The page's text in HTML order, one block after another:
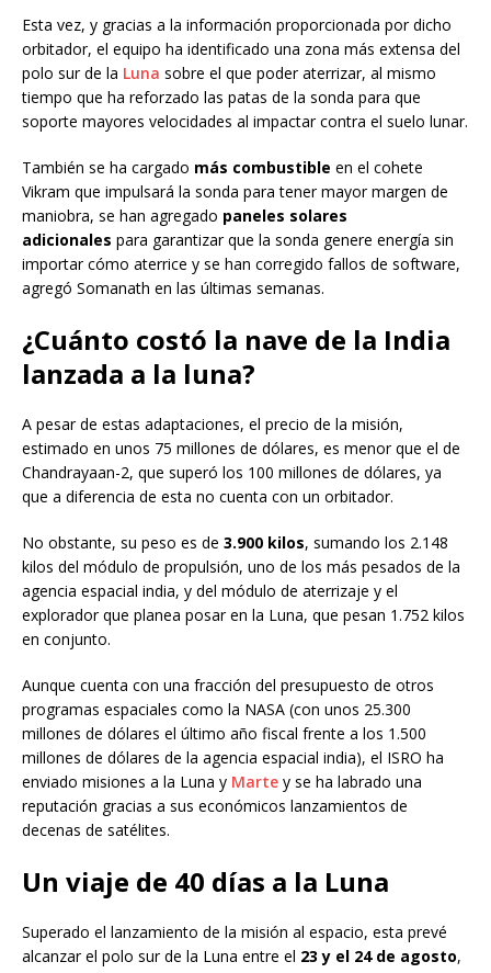
Esta vez, y gracias a la información proporcionada por dicho
orbitador, el equipo ha identificado una zona más extensa del
polo sur de la Luna sobre el que poder aterrizar, al mismo
tiempo que ha reforzado las patas de la sonda para que
soporte mayores velocidades al impactar contra el suelo lunar.
También se ha cargado más combustible en el cohete
Vikram que impulsará la sonda para tener mayor margen de
maniobra, se han agregado paneles solares
adicionales para garantizar que la sonda genere energía sin
importar cómo aterrice y se han corregido fallos de software,
agregó Somanath en las últimas semanas.
¿Cuánto costó la nave de la India
lanzada a la luna?
A pesar de estas adaptaciones, el precio de la misión,
estimado en unos 75 millones de dólares, es menor que el de
Chandrayaan-2, que superó los 100 millones de dólares, ya
que a diferencia de esta no cuenta con un orbitador.
No obstante, su peso es de 3.900 kilos, sumando los 2.148
kilos del módulo de propulsión, uno de los más pesados de la
agencia espacial india, y del módulo de aterrizaje y el
explorador que planea posar en la Luna, que pesan 1.752 kilos
en conjunto.
Aunque cuenta con una fracción del presupuesto de otros
programas espaciales como la NASA (con unos 25.300
millones de dólares el último año fiscal frente a los 1.500
millones de dólares de la agencia espacial india), el ISRO ha
enviado misiones a la Luna y Marte y se ha labrado una
reputación gracias a sus económicos lanzamientos de
decenas de satélites.
Un viaje de 40 días a la Luna
Superado el lanzamiento de la misión al espacio, esta prevé
alcanzar el polo sur de la Luna entre el 23 y el 24 de agosto,